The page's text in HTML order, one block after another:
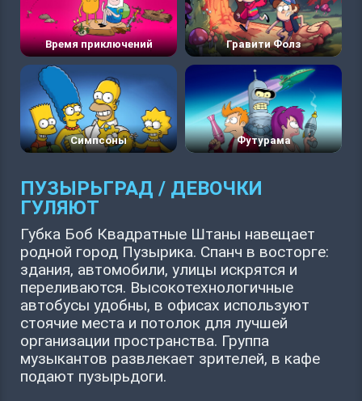
Время приключений Гравити Фолз
Симпсоны Футурама
ПУЗЫРЬГРАД / ДЕВОЧКИ
ГУЛЯЮТ
Губка Боб Квадратные Штаны навещает
родной город Пузырика. Спанч в восторге:
здания, автомобили, улицы искрятся и
переливаются. Высокотехнологичные
автобусы удобны, в офисах используют
стоячие места и потолок для лучшей
организации пространства. Группа
музыкантов развлекает зрителей, в кафе
подают пузырьдоги.